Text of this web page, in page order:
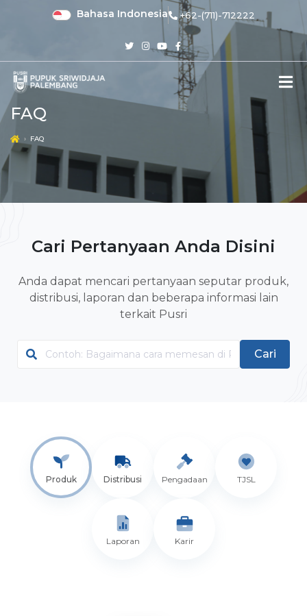
Bahasa Indonesia +62-(711)-712222
FAQ
FAQ
Cari Pertanyaan Anda Disini
Anda dapat mencari pertanyaan seputar produk,
distribusi, laporan dan beberapa informasi lain
terkait Pusri
Cari
Produk Distribusi Pengadaan TJSL
Laporan Karir